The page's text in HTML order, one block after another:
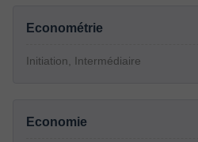
Econométrie
Initiation, Intermédiaire
Economie